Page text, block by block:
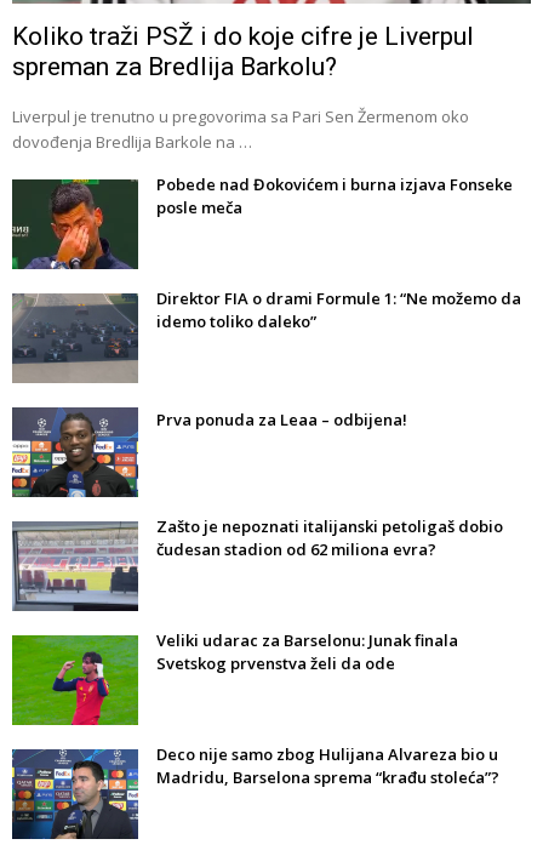
Koliko traži PSŽ i do koje cifre je Liverpul
spreman za Bredlija Barkolu?
Liverpul je trenutno u pregovorima sa Pari Sen Žermenom oko
dovođenja Bredlija Barkole na …
Pobede nad Đokovićem i burna izjava Fonseke
posle meča
Direktor FIA o drami Formule 1: “Ne možemo da
idemo toliko daleko”
Prva ponuda za Leaa – odbijena!
Zašto je nepoznati italijanski petoligaš dobio
čudesan stadion od 62 miliona evra?
Veliki udarac za Barselonu: Junak finala
Svetskog prvenstva želi da ode
Deco nije samo zbog Hulijana Alvareza bio u
Madridu, Barselona sprema “krađu stoleća”?